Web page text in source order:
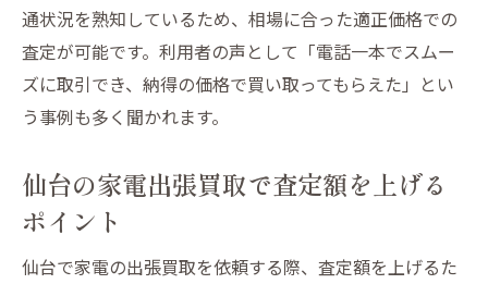
通状況を熟知しているため、相場に合った適正価格での
査定が可能です。利用者の声として「電話一本でスムー
ズに取引でき、納得の価格で買い取ってもらえた」とい
う事例も多く聞かれます。
仙台の家電出張買取で査定額を上げる
ポイント
仙台で家電の出張買取を依頼する際、査定額を上げるた